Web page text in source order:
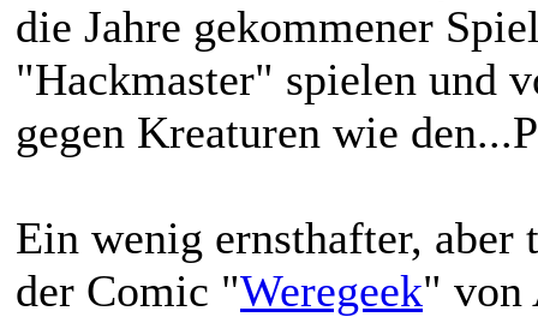
die Jahre gekommener
"Hackmaster" spielen und
gegen Kreaturen wie
Ein wenig ernsthafter,
der Comic "Weregeek" von